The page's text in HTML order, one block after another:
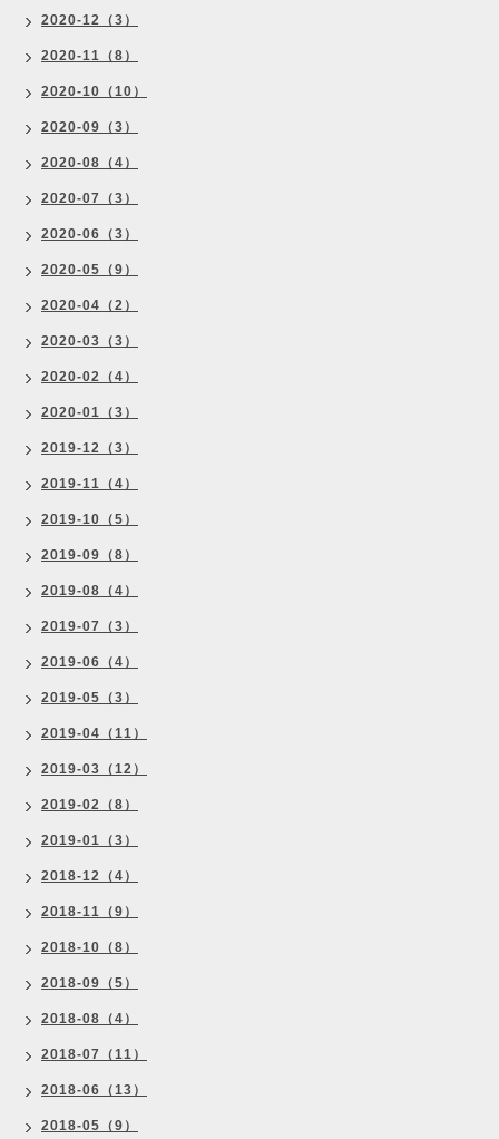
2020-12（3）
2020-11（8）
2020-10（10）
2020-09（3）
2020-08（4）
2020-07（3）
2020-06（3）
2020-05（9）
2020-04（2）
2020-03（3）
2020-02（4）
2020-01（3）
2019-12（3）
2019-11（4）
2019-10（5）
2019-09（8）
2019-08（4）
2019-07（3）
2019-06（4）
2019-05（3）
2019-04（11）
2019-03（12）
2019-02（8）
2019-01（3）
2018-12（4）
2018-11（9）
2018-10（8）
2018-09（5）
2018-08（4）
2018-07（11）
2018-06（13）
2018-05（9）